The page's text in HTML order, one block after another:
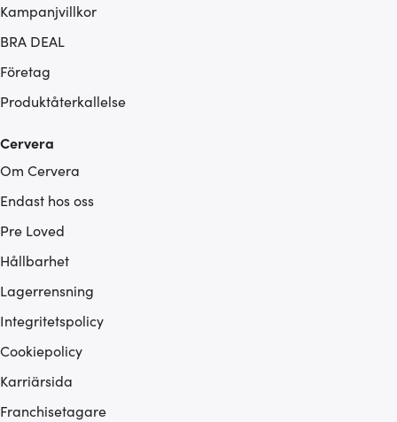
Kampanjvillkor
BRA DEAL
Företag
Produktåterkallelse
Cervera
Om Cervera
Endast hos oss
Pre Loved
Hållbarhet
Lagerrensning
Integritetspolicy
Cookiepolicy
Karriärsida
Franchisetagare